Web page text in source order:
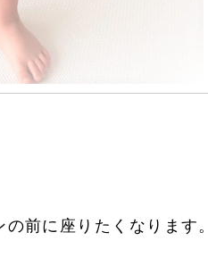
前に座りたくなります。